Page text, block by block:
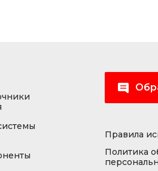
Правила
Политика